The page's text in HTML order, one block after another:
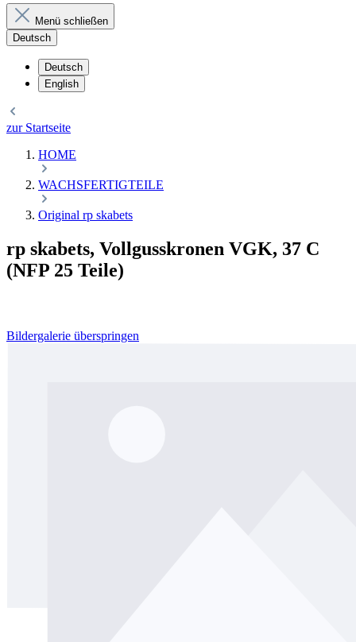
Menü schließen
Deutsch
Deutsch
English
zur Startseite
HOME
WACHSFERTIGTEILE
Original rp skabets
rp skabets, Vollgusskronen VGK, 37 C
(NFP 25 Teile)
Bildergalerie überspringen